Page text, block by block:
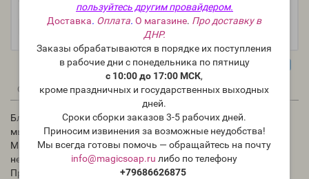
пользуйтесь другим провайдером.
Доставка. Оплата.О магазине. Про доставку в
ДНР.
Заказы обрабатываются в порядке их поступления
в рабочие дни с понедельника по пятницу
с 10:00 до 17:00 МСК,
кроме праздничных и государственных выходных
дней.
Сроки сборки заказов 3-5 рабочих дней.
Приносим извинения за возможные неудобства!
Мы всегда готовы помочь — обращайтесь на почту
info@magicsoap.ru либо по телефону
+79686626875
Описание Отзывы Вопрос - Ответ
Блендер погружной нужен вам, если вы собрались варить
мыло с нуля.
Материал корпуса - пластик, ножка - пластик, нож -
нержавеющая сталь.
Проводной, питание от сети 220V.